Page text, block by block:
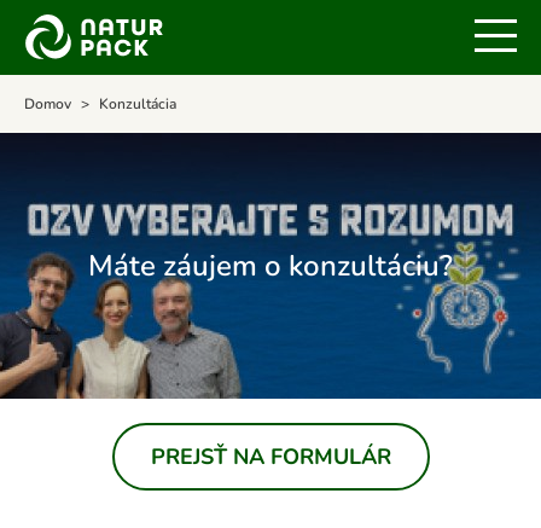
Domov Konzultácia
Máte záujem o konzultáciu?
PREJSŤ NA FORMULÁR